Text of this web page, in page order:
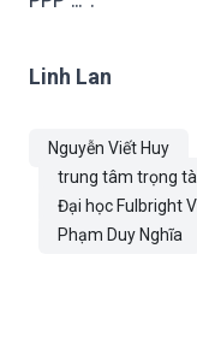
Linh Lan
Nguyễn Viết Huy
Đại học Fulbright
Phạm Duy Nghĩa